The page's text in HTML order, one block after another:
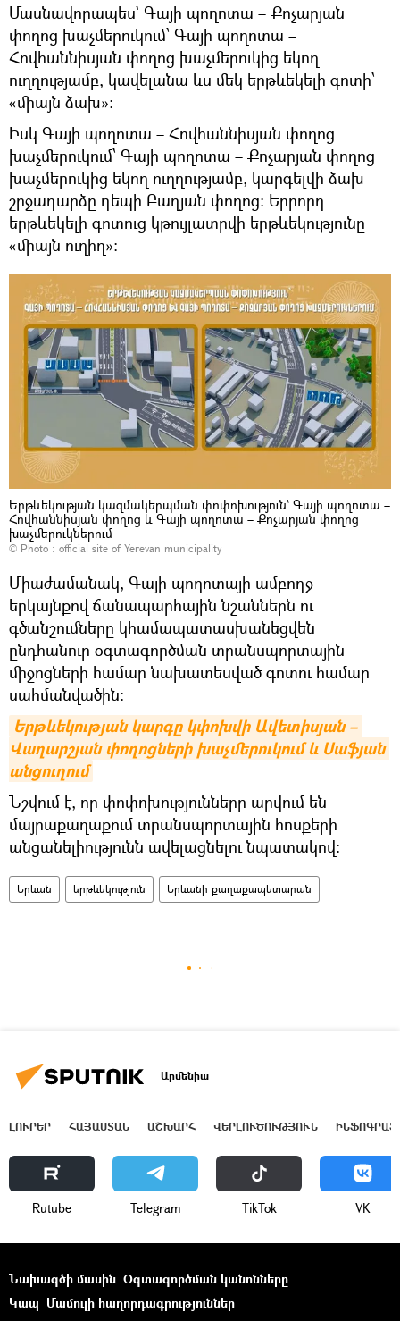
Մասնավորապես` Գայի պողոտա – Քոչարյան
փողոց խաչմերուկում՝ Գայի պողոտա –
Հովհաննիսյան փողոց խաչմերուկից եկող
ուղղությամբ, կավելանա ևս մեկ երթևեկելի գոտի՝
«միայն ձախ»:
Իսկ Գայի պողոտա – Հովհաննիսյան փողոց
խաչմերուկում՝ Գայի պողոտա – Քոչարյան փողոց
խաչմերուկից եկող ուղղությամբ, կարգելվի ձախ
շրջադարձը դեպի Բաղյան փողոց։ Երրորդ
երթևեկելի գոտուց կթույլատրվի երթևեկությունը
«միայն ուղիղ»:
Երթևեկության կազմակերպման փոփոխություն՝ Գայի պողոտա –
Հովհաննիսյան փողոց և Գայի պողոտա – Քոչարյան փողոց
խաչմերուկներում
© Photo : official site of Yerevan municipality
Միաժամանակ, Գայի պողոտայի ամբողջ
երկայնքով ճանապարհային նշաններն ու
գծանշումները կհամապատասխանեցվեն
ընդհանուր օգտագործման տրանսպորտային
միջոցների համար նախատեսված գոտու համար
սահմանվածին:
Երթևեկության կարգը կփոխվի Ավետիսյան –
Վաղարշյան փողոցների խաչմերուկում և Սաֆյան
անցուղում
Նշվում է, որ փոփոխությունները արվում են
մայրաքաղաքում տրանսպորտային հոսքերի
անցանելիությունն ավելացնելու նպատակով։
Երևան երթևեկություն Երևանի քաղաքապետարան
Արմենիա
ԼՈՒՐԵՐ ՀԱՅԱՍՏԱՆ ԱՇԽԱՐՀ ՎԵՐԼՈՒԾՈՒԹՅՈՒՆ
Rutube Telegram ТikТоk VK
Նախագծի մասին Օգտագործման կանոնները
Կապ Մամուլի հաղորդագրություններ